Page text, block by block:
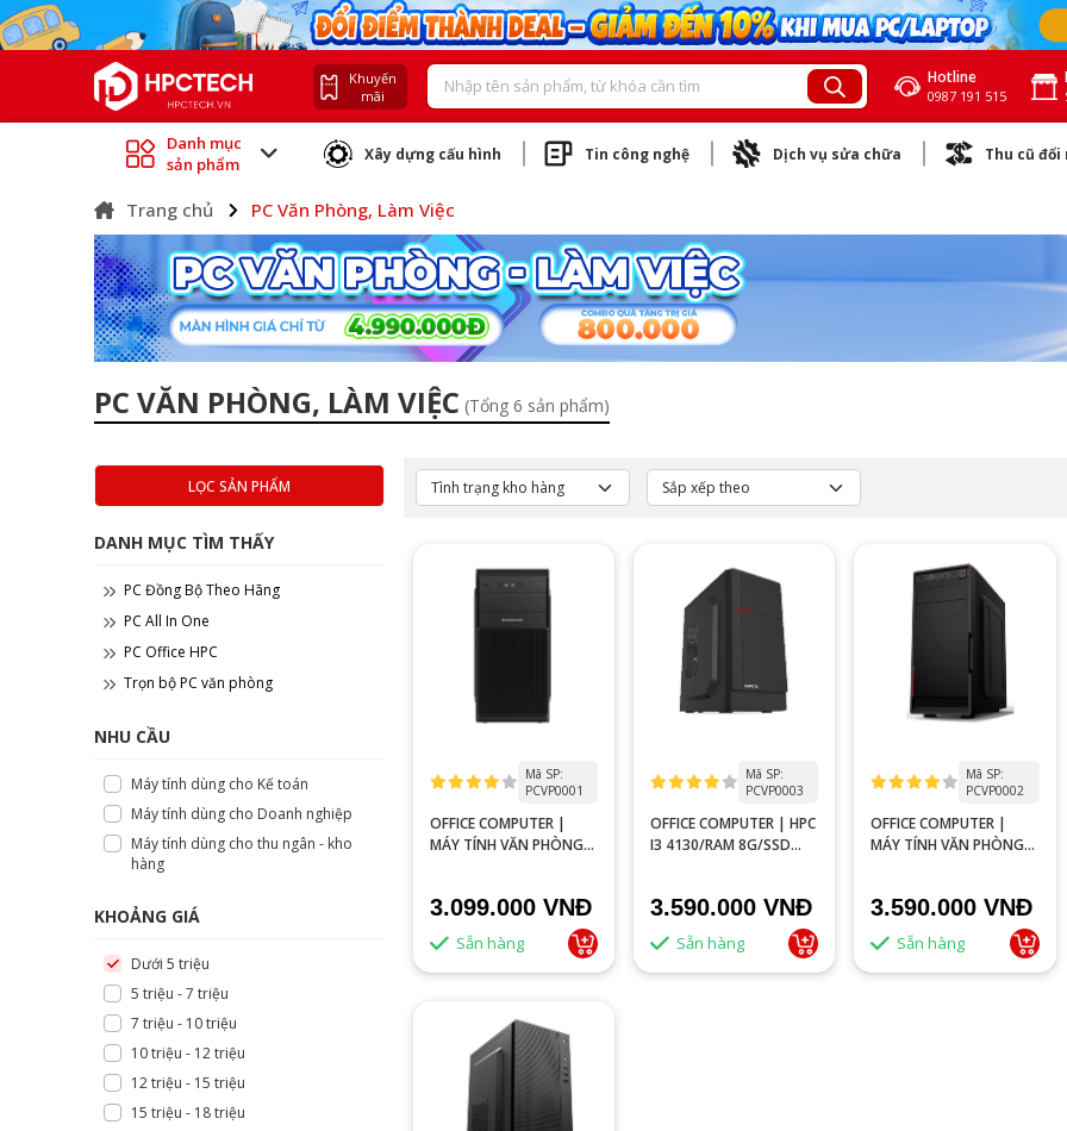
Khuyến
mãi
Hotline
0987 191 515
Danh mục
sản phẩm
Xây dựng cấu hình Tin công nghệ Dịch vụ sửa chữa Thu cũ đổi
Trang chủ PC Văn Phòng, Làm Việc
PC VĂN PHÒNG, LÀM VIỆC (Tổng 6 sản phẩm)
LỌC SẢN PHẨM
DANH MỤC TÌM THẤY
PC Đồng Bộ Theo Hãng
PC All In One
PC Office HPC
Trọn bộ PC văn phòng
NHU CẦU
Máy tính dùng cho Kế toán
Máy tính dùng cho Doanh nghiệp
Máy tính dùng cho thu ngân - kho
hàng
KHOẢNG GIÁ
Dưới 5 triệu
5 triệu - 7 triệu
7 triệu - 10 triệu
10 triệu - 12 triệu
12 triệu - 15 triệu
15 triệu - 18 triệu
Mã SP:
PCVP0001
OFFICE COMPUTER |
MÁY TÍNH VĂN PHÒNG
3.099.000 VNĐ
Sẵn hàng
Mã SP:
PCVP0003
OFFICE COMPUTER | HPC
I3 4130/RAM 8G/SSD
3.590.000 VNĐ
Sẵn hàng
Mã SP:
PCVP0002
OFFICE COMPUTER |
MÁY TÍNH VĂN PHÒNG
3.590.000 VNĐ
Sẵn hàng